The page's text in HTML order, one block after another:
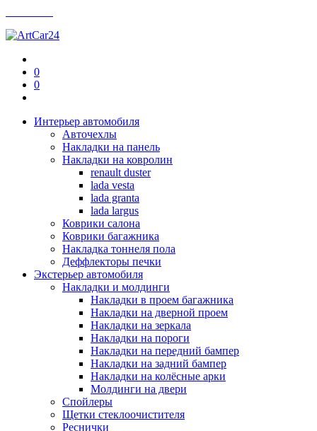
0
0
Интерьер автомобиля
Авточехлы
Накладки на панель
Накладки на ковролин
renault duster
lada vesta
lada granta
lada largus
Коврики салона
Коврики багажника
Накладка тоннеля пола
Деффлекторы печки
Экстерьер автомобиля
Накладки и молдинги
Накладки в проем багажника
Накладки на дверной проем
Накладки на зеркала
Накладки на пороги
Накладки на передний бампер
Накладки на задний бампер
Накладки на колёсные арки
Молдинги на двери
Спойлеры
Щетки стеклоочистителя
Реснички